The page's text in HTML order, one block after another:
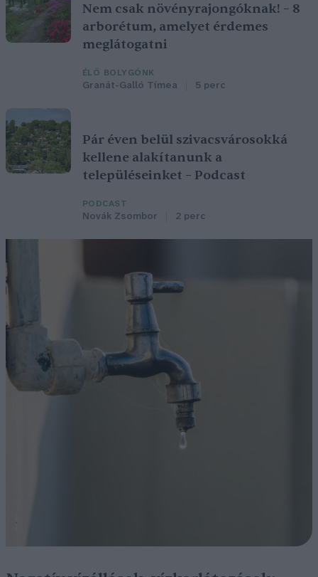
Nem csak növényrajongóknak! – 8
arborétum, amelyet érdemes
meglátogatni
ÉLŐ BOLYGÓNK
Granát-Galló Tímea 5 perc
Pár éven belül szivacsvárosokká
kellene alakítanunk a
településeinket – Podcast
PODCAST
Novák Zsombor 2 perc